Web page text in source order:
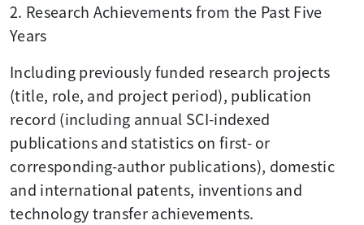
2. Research Achievements from the Past Five
Years
Including previously funded research projects
(title, role, and project period), publication
record (including annual SCI-indexed
publications and statistics on first- or
corresponding-author publications), domestic
and international patents, inventions and
technology transfer achievements.